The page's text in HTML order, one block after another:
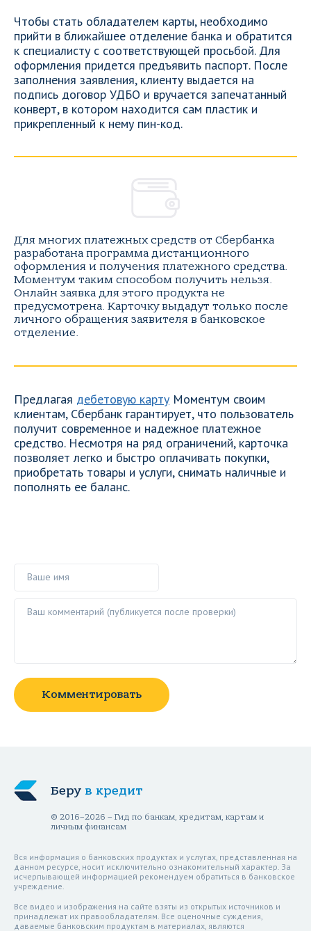
Чтобы стать обладателем карты, необходимо
прийти в ближайшее отделение банка и обратится
к специалисту с соответствующей просьбой. Для
оформления придется предъявить паспорт. После
заполнения заявления, клиенту выдается на
подпись договор УДБО и вручается запечатанный
конверт, в котором находится сам пластик и
прикрепленный к нему пин-код.
Для многих платежных средств от Сбербанка
разработана программа дистанционного
оформления и получения платежного средства.
Моментум таким способом получить нельзя.
Онлайн заявка для этого продукта не
предусмотрена. Карточку выдадут только после
личного обращения заявителя в банковское
отделение.
Предлагая дебетовую карту Моментум своим
клиентам, Сбербанк гарантирует, что пользователь
получит современное и надежное платежное
средство. Несмотря на ряд ограничений, карточка
позволяет легко и быстро оплачивать покупки,
приобретать товары и услуги, снимать наличные и
пополнять ее баланс.
Комментировать
Беру в кредит
© 2016–2026 – Гид по банкам, кредитам, картам и
личным финансам
Вся информация о банковских продуктах и услугах, представленная на
данном ресурсе, носит исключительно ознакомительный характер. За
исчерпывающей информацией рекомендуем обратиться в банковское
учреждение.
Все видео и изображения на сайте взяты из открытых источников и
принадлежат их правообладателям. Все оценочные суждения,
даваемые банковским продуктам в материалах, являются